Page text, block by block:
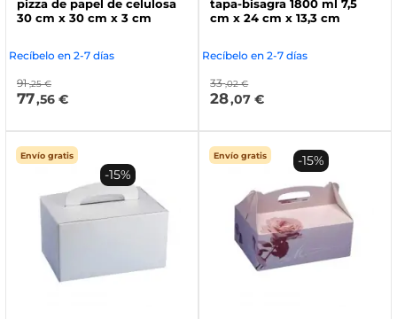
pizza de papel de celulosa
30 cm x 30 cm x 3 cm
Recíbelo en 2-7 días
91 ,25 €
77,56 €
tapa-bisagra 1800 ml 7,5
cm x 24 cm x 13,3 cm
Recíbelo en 2-7 días
33 ,02 €
28,07 €
Envío gratis
-15%
Envío gratis -15%